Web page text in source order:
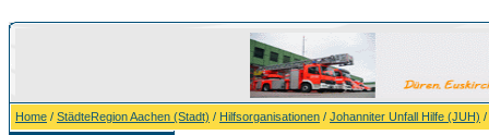
Home / StädteRegion Aachen (Stadt) / Hilfsorganisationen / Johanniter Unfall Hilfe (JUH) /